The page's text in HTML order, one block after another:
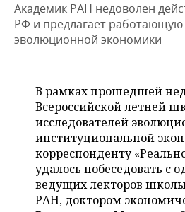
КОРОЛИ ГОСЗАКАЗА ПФО
ВУЗЫ ТАТАРСТАНА
ТОРГОВЫЕ ЦЕНТРЫ
ТАТАРСТАНА
ФИНАНСЫ
БАНКИ
ИНВЕСТИЦИИ
НОВОСТИ
ПРОМЫШЛЕННОСТИ
МАШИНОСТРОЕНИЕ
НЕФТЕХИМИЯ
НЕФТЬ
ОПК
НЕДВИЖИМОСТЬ
НОВОСТИ НЕДВИЖИМОСТИ
АВТО
НОВОСТИ БИЗНЕСА
РОЗНИЧНАЯ ТОРГОВЛЯ
ТРАНСПОРТ
УСЛУГИ
ТЕХНОЛОГИИ
НОВОСТИ ТЕХНОЛОГИЙ
МЕДИА
МЕРОПРИЯТИЯ
НОВОСТИ МЕРОПРИЯТИЙ
ВЫЕЗДНАЯ РЕДАКЦИЯ
СПОРТ
НОВОСТИ СПОРТА
Академик РАН недоволен
РФ и предлагает
эволюционной экономики
В рамках прошедшей
Всероссийской летней
исследователей
институциональной
корреспонденту
удалось побеседовать с
ведущих лекторов
РАН, доктором